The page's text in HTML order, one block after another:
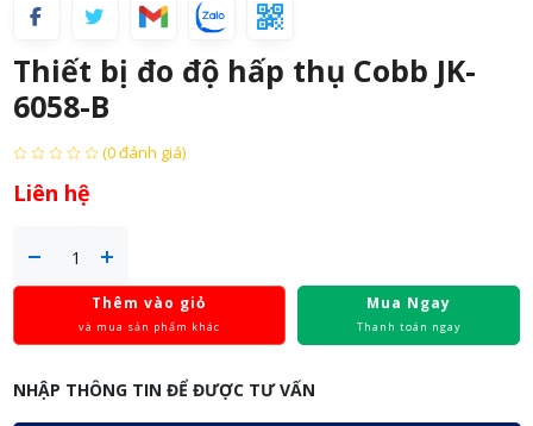
Thiết bị đo độ hấp thụ Cobb JK-
6058-B
(0 đánh giá)
Liên hệ
Thêm vào giỏ
và mua sản phẩm khác
Mua Ngay
Thanh toán ngay
NHẬP THÔNG TIN ĐỂ ĐƯỢC TƯ VẤN